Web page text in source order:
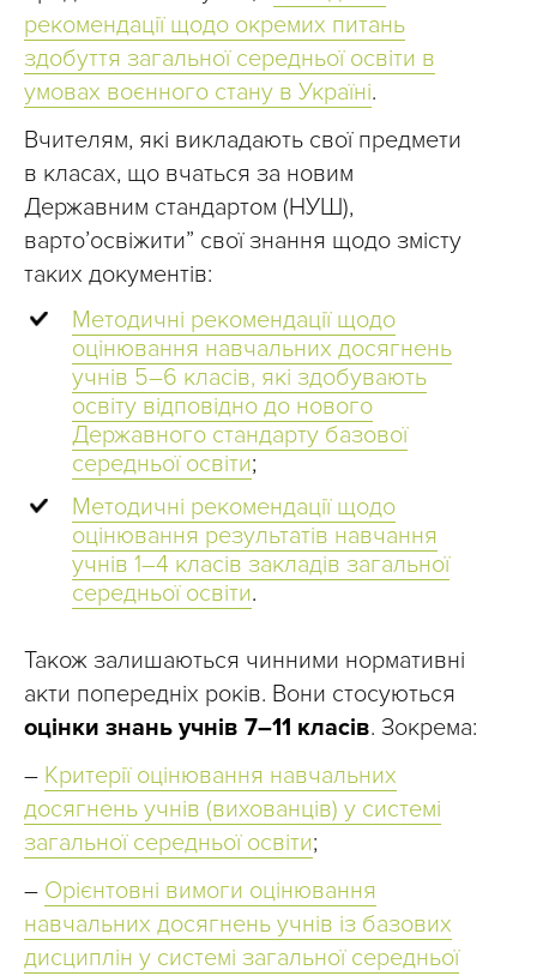
рекомендації щодо окремих питань
здобуття загальної середньої освіти в
умовах воєнного стану в Україні.
Вчителям, які викладають свої предмети
в класах, що вчаться за новим
Державним стандартом (НУШ),
варто’освіжити” свої знання щодо змісту
таких документів:
Методичні рекомендації щодо
оцінювання навчальних досягнень
учнів 5–6 класів, які здобувають
освіту відповідно до нового
Державного стандарту базової
середньої освіти;
​​Методичні рекомендації щодо
оцінювання результатів навчання
учнів 1–4 класів закладів загальної
середньої освіти.
Також залишаються чинними нормативні
акти попередніх років. Вони стосуються
оцінки знань учнів 7–11 класів. Зокрема:
– Критерії оцінювання навчальних
досягнень учнів (вихованців) у системі
загальної середньої освіти;
– Орієнтовні вимоги оцінювання
навчальних досягнень учнів із базових
дисциплін у системі загальної середньої